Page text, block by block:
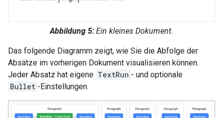
Abbildung 5: Ein kleines Dokument.
Das folgende Diagramm zeigt, wie Sie die Abfolge der
Absätze im vorherigen Dokument visualisieren können.
Jeder Absatz hat eigene TextRun - und optionale
Bullet -Einstellungen.